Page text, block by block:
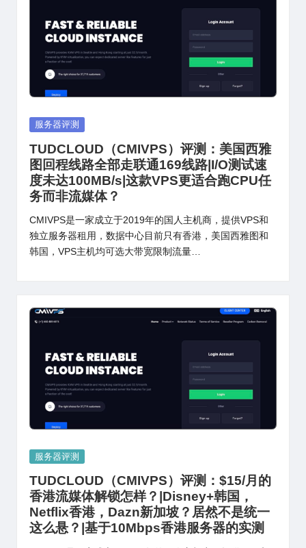
Posted
服务器评测
TUDCLOUD（CMIVPS）评测：美国西雅
图回程线路全部走联通169线路|I/O测试速
度未达100MB/s|这款VPS更适合跑CPU任
务而非流媒体？
CMIVPS是一家成立于2019年的国人主机商，提供VPS和
独立服务器租用，数据中心目前只有香港，美国西雅图和
韩国，VPS主机均可选大带宽限制流量…
Posted
服务器评测
TUDCLOUD（CMIVPS）评测：$15/月的
香港流媒体解锁怎样？|Disney+韩国，
Netflix香港，Dazn新加坡？居然不是统一
这么悬？|基于10Mbps香港服务器的实测